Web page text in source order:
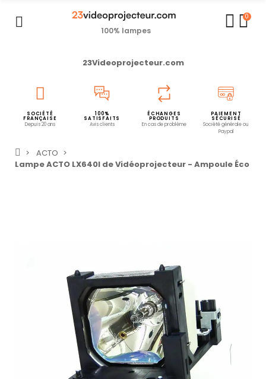
100% lampes
0
23Videoprojecteur.com
SOCIÉTÉ
FRANÇAISE
Depuis 20 ans
100%
SATISFAITS
Avis clients
ÉCHANGES
PRODUITS
En cas de problème
PAIEMENT
SÉCURISÉ
Société générale ou
Paypal
ACTO
Lampe ACTO LX640I de Vidéoprojecteur - Ampoule Éco